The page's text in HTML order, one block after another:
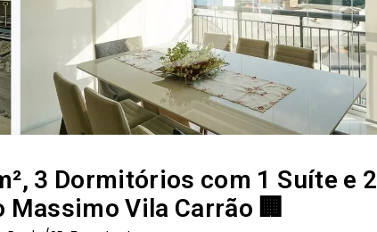
3 Dormitórios com 1 Suíte e 2
Vila Carrão 🏢